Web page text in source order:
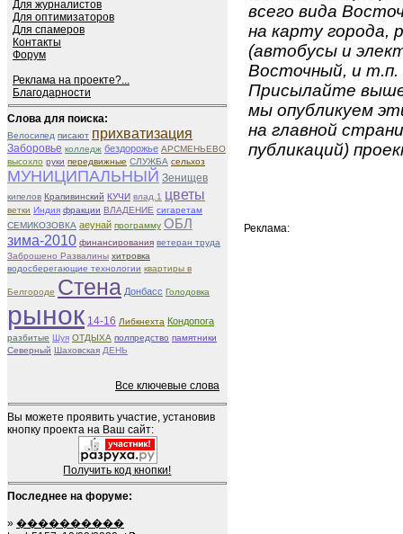
Для журналистов
Для оптимизаторов
Для спамеров
Контакты
Форум
Реклама на проекте?...
Благодарности
Слова для поиска:
Велосипед писают прихватизация
Заборовье колледж бездорожье АРСМЕНЬЕВО
высохло руки передвижные СЛУЖБА сельхоз
МУНИЦИПАЛЬНЫЙ Зенищев
кипелов Крапивинский КУЧИ влад.1 цветы
ветки Индия фракции ВЛАДЕНИЕ сигаретам
СЕМИКОЗОВКА aeунай программу ОБЛ
зима-2010 финансирования ветеран труда
Заброшено Развалины хитровка
водосберегающие технологии квартиры в
Белгороде Стена Донбасс Голодовка
рынок 14-16 Либкнехта Кондопога
разбитые Шуя ОТДЫХА полпредство памятники
Северный Шаховская ДЕНЬ
Все ключевые слова
Вы можете проявить участие, установив
кнопку проекта на Ваш сайт:
Получить код кнопки!
Последнее на форуме:
» ����������
всего вида
на карту города,
(автобусы и
Восточный, и т.п.
Присылайте
мы опубликуем
на главной
публикаций)
Реклама: